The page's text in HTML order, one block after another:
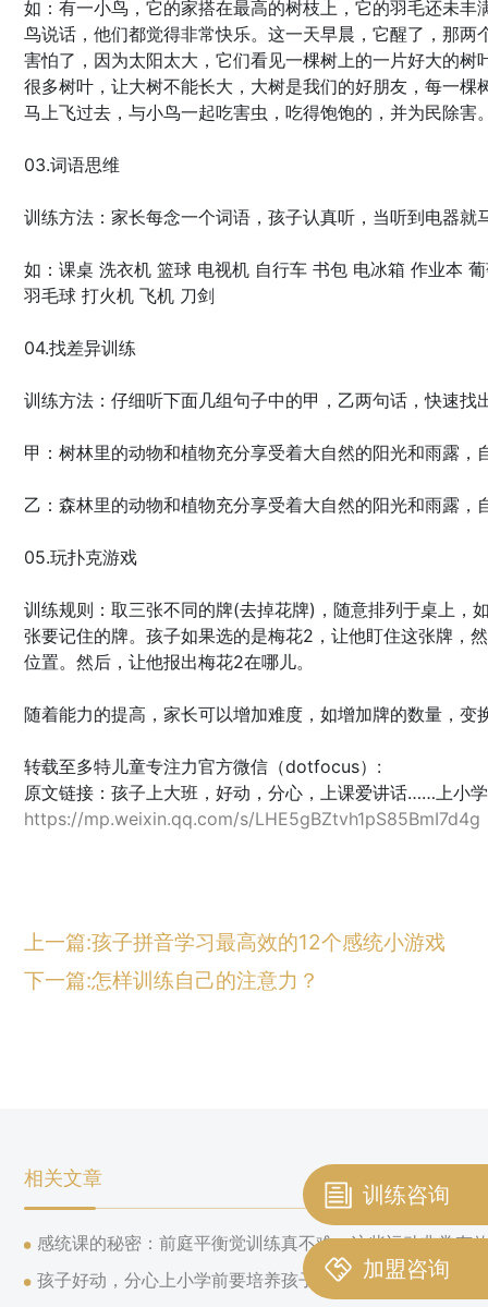
如：有一小鸟，它的家搭在最高的树枝上，它的羽毛还未
鸟说话，他们都觉得非常快乐。这一天早晨，它醒了，那
害怕了，因为太阳太大，它们看见一棵树上的一片好大的
很多树叶，让大树不能长大，大树是我们的好朋友，每一
马上飞过去，与小鸟一起吃害虫，吃得饱饱的，并为民除害
03.词语思维
训练方法：家长每念一个词语，孩子认真听，当听到电器
如：课桌 洗衣机 篮球 电视机 自行车 书包 电冰箱 作业本
羽毛球 打火机 飞机 刀剑
04.找差异训练
训练方法：仔细听下面几组句子中的甲，乙两句话，快速找
甲：树林里的动物和植物充分享受着大自然的阳光和雨露，
乙：森林里的动物和植物充分享受着大自然的阳光和雨露，
05.玩扑克游戏
训练规则：取三张不同的牌(去掉花牌)，随意排列于桌上，
张要记住的牌。孩子如果选的是梅花2，让他盯住这张牌，
位置。然后，让他报出梅花2在哪儿。
随着能力的提高，家长可以增加难度，如增加牌的数量，
转载至多特儿童专注力官方微信（dotfocus）:
原文链接：孩子上大班，好动，分心，上课爱讲话……上小
https://mp.weixin.qq.com/s/LHE5gBZtvh1pS85BmI7d4g
上一篇:孩子拼音学习最高效的12个感统小游戏
下一篇:怎样训练自己的注意力？
相关文章
感统课的秘密：前庭平衡觉训练真不难，这些运动非常有
孩子好动，分心上小学前要培养孩子专注力
训练咨询
加盟咨询